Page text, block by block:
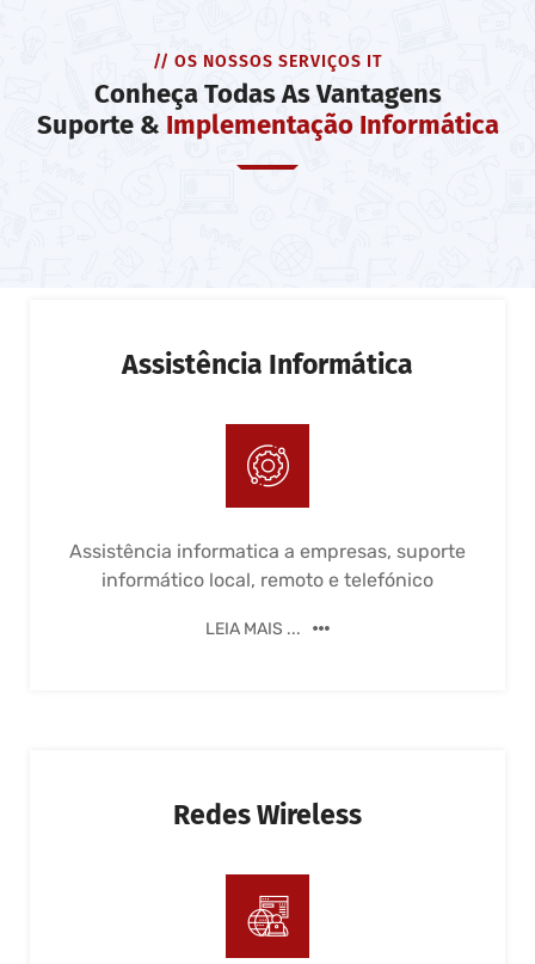
// OS NOSSOS SERVIÇOS IT
Conheça Todas As Vantagens
Suporte & Implementação Informática
Assistência Informática
Assistência informatica a empresas, suporte
informático local, remoto e telefónico
LEIA MAIS ...
Redes Wireless